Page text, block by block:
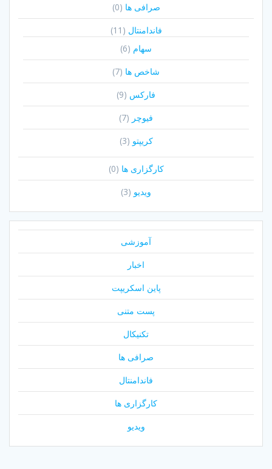
صرافی ها (0)
فاندامنتال (11)
سهام (6)
شاخص ها (7)
فارکس (9)
فیوچر (7)
کریپتو (3)
کارگزاری ها (0)
ویدیو (3)
آموزشی
اخبار
پاین اسکریپت
پست متنی
تکنیکال
صرافی ها
فاندامنتال
کارگزاری ها
ویدیو